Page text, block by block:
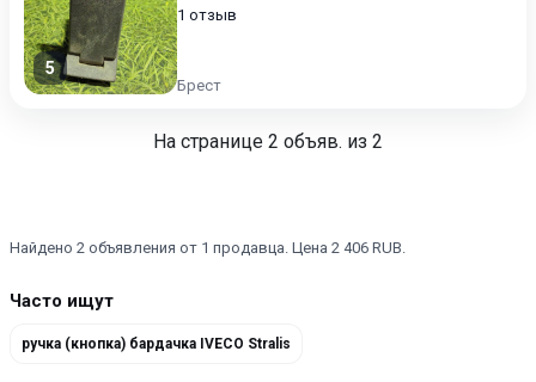
5
1 отзыв
Брест
На странице 2 объяв. из 2
Найдено 2 объявления от 1 продавца. Цена 2 406 RUB.
Часто ищут
ручка (кнопка) бардачка IVECO Stralis